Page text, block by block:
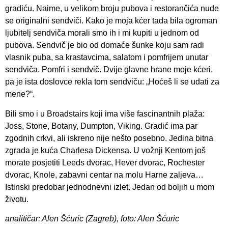
gradiću. Naime, u velikom broju pubova i restorančića nude
se originalni sendviči. Kako je moja kćer tada bila ogroman
ljubitelj sendviča morali smo ih i mi kupiti u jednom od
pubova. Sendvič je bio od domaće šunke koju sam radi
vlasnik puba, sa krastavcima, salatom i pomfrijem unutar
sendviča. Pomfri i sendvič. Dvije glavne hrane moje kćeri,
pa je ista doslovce rekla tom sendviču: „Hoćeš li se udati za
mene?“.
Bili smo i u Broadstairs koji ima više fascinantnih plaža:
Joss, Stone, Botany, Dumpton, Viking. Gradić ima par
zgodnih crkvi, ali iskreno nije nešto posebno. Jedina bitna
zgrada je kuća Charlesa Dickensa. U vožnji Kentom još
morate posjetiti Leeds dvorac, Hever dvorac, Rochester
dvorac, Knole, zabavni centar na molu Harne zaljeva…
Istinski predobar jednodnevni izlet. Jedan od boljih u mom
životu.
analitičar: Alen Šćuric (Zagreb), foto: Alen Šćuric